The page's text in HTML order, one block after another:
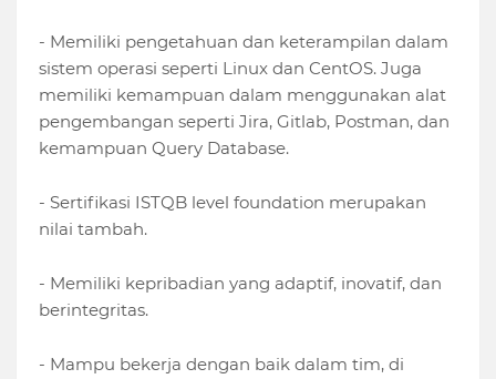
- Memiliki pengetahuan dan keterampilan dalam
sistem operasi seperti Linux dan CentOS. Juga
memiliki kemampuan dalam menggunakan alat
pengembangan seperti Jira, Gitlab, Postman, dan
kemampuan Query Database.
- Sertifikasi ISTQB level foundation merupakan
nilai tambah.
- Memiliki kepribadian yang adaptif, inovatif, dan
berintegritas.
- Mampu bekerja dengan baik dalam tim, di